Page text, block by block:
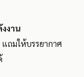
งาน
ถมให้บรรยากาศ